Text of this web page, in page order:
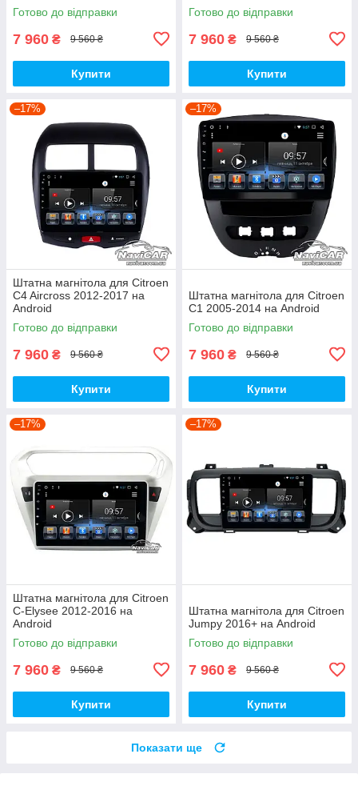
Готово до відправки
7 960 ₴ 9 560 ₴
Купити
Готово до відправки
7 960 ₴ 9 560 ₴
Купити
–17%
Штатна магнітола для Citroen
C4 Aircross 2012-2017 на
Android
Готово до відправки
7 960 ₴ 9 560 ₴
Купити
–17%
Штатна магнітола для Citroen
С1 2005-2014 на Android
Готово до відправки
7 960 ₴ 9 560 ₴
Купити
–17%
Штатна магнітола для Citroen
C-Elysee 2012-2016 на
Android
Готово до відправки
7 960 ₴ 9 560 ₴
Купити
–17%
Штатна магнітола для Citroen
Jumpy 2016+ на Android
Готово до відправки
7 960 ₴ 9 560 ₴
Купити
Показати ще